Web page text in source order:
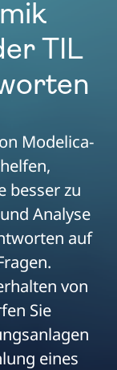
TIL
Modelica-
besser zu
Analyse
auf
von
Sie
eines